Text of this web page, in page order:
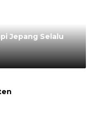
Jepang Selalu